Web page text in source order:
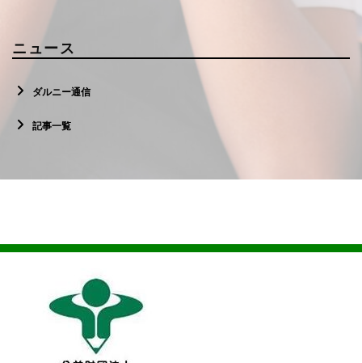
ニュース
ダルニー通信
記事一覧